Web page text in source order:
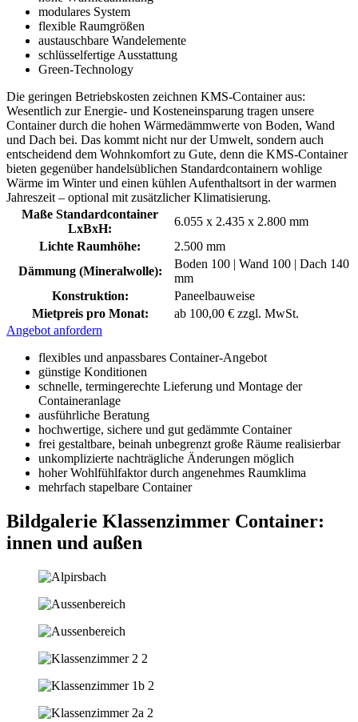
modulares System
flexible Raumgrößen
austauschbare Wandelemente
schlüsselfertige Ausstattung
Green-Technology
Die geringen Betriebskosten zeichnen KMS-Container aus:
Wesentlich zur Energie- und Kosteneinsparung tragen unsere
Container durch die hohen Wärmedämmwerte von Boden, Wand
und Dach bei. Das kommt nicht nur der Umwelt, sondern auch
entscheidend dem Wohnkomfort zu Gute, denn die KMS-Container
bieten gegenüber handelsüblichen Standardcontainern wohlige
Wärme im Winter und einen kühlen Aufenthaltsort in der warmen
Jahreszeit – optional mit zusätzlicher Klimatisierung.
Maße Standardcontainer
LxBxH:
6.055 x 2.435 x 2.800 mm
Lichte Raumhöhe:
2.500 mm
Dämmung (Mineralwolle):
Boden 100 | Wand 100 | Dach 140
mm
Konstruktion:
Paneelbauweise
Mietpreis pro Monat:
ab 100,00 € zzgl. MwSt.
Angebot anfordern
flexibles und anpassbares Container-Angebot
günstige Konditionen
schnelle, termingerechte Lieferung und Montage der
Containeranlage
ausführliche Beratung
hochwertige, sichere und gut gedämmte Container
frei gestaltbare, beinah unbegrenzt große Räume realisierbar
unkomplizierte nachträgliche Änderungen möglich
hoher Wohlfühlfaktor durch angenehmes Raumklima
mehrfach stapelbare Container
Bildgalerie Klassenzimmer Container:
innen und außen